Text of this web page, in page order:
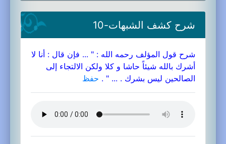
شرح كشف الشبهات-10
شرح قول المؤلف رحمه الله : " ... فإن قال : أنا لا
أشرك بالله شيئاً حاشا و كلا ولكن الالتجاء إلى
الصالحين ليس بشرك . ... " . حفظ